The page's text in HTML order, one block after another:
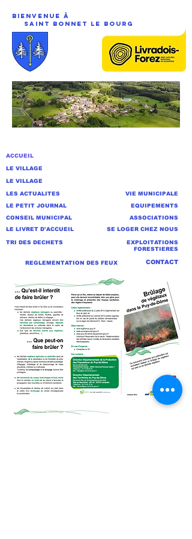
Bienvenue à
saint Bonnet Le BourG
LES ACTUALITES
ACCUEIL
VIE MUNICIPALE
EQUIPEMENTS
SE LOGER CHEZ NOUS
ASSOCIATIONS
EXPLOITATIONS
FORESTIERES
CONTACT
LE PETIT JOURNAL
CONSEIL MUNICIPAL
LE LIVRET D'ACCUEIL
TRI DES DECHETS
REGLEMENTATION DES FEUX
LE VILLAGE
LE VILLAGE